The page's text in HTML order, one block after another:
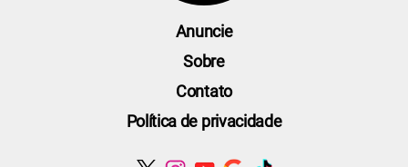
Anuncie
Sobre
Contato
Política de privacidade